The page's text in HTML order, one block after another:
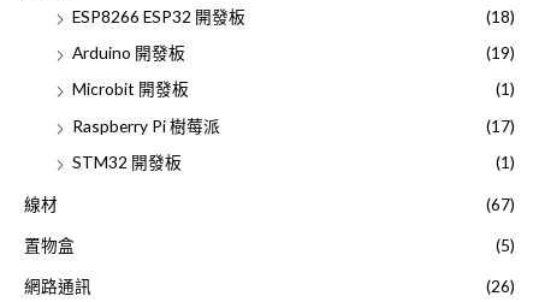
ESP8266 ESP32 開發板
(18)
Arduino 開發板
(19)
Microbit 開發板
(1)
Raspberry Pi 樹莓派
(17)
STM32 開發板
(1)
線材 (67)
置物盒 (5)
網路通訊
(26)